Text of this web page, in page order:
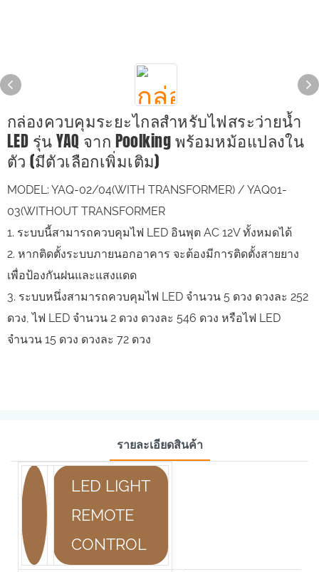
กล่องควบคุมระยะไกลสำหรับไฟสระว่ายน้ำ
LED รุ่น YAQ จาก Poolking พร้อมหม้อแปลงใน
ตัว (มีตัวเลือกเพิ่มเติม)
MODEL: YAQ-02/04(WITH TRANSFORMER) / YAQ01-
03(WITHOUT TRANSFORMER
1. ระบบนี้สามารถควบคุมไฟ LED อินพุต AC 12V ทั้งหมดได้
2. หากติดตั้งระบบภายนอกอาคาร จะต้องมีการติดตั้งสายยาง
เพื่อป้องกันฝนและแสงแดด
3. ระบบหนึ่งสามารถควบคุมไฟ LED จำนวน 5 ดวง ดวงละ 252
ดวง, ไฟ LED จำนวน 2 ดวง ดวงละ 546 ดวง หรือไฟ LED
จำนวน 15 ดวง ดวงละ 72 ดวง
รายละเอียดสินค้า
LED LIGHT
REMOTE
CONTROL